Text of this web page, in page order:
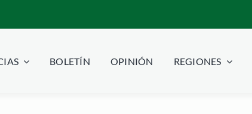
BOLETÍN OPINIÓN REGIONES